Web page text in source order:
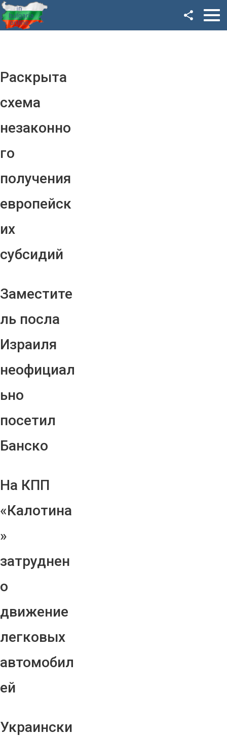
Раскрыта
схема
незаконно
го
получения
европейск
их
субсидий
Заместите
ль посла
Израиля
неофициал
ьно
посетил
Банско
На КПП
«Калотина
»
затруднен
о
движение
легковых
автомобил
ей
Украински